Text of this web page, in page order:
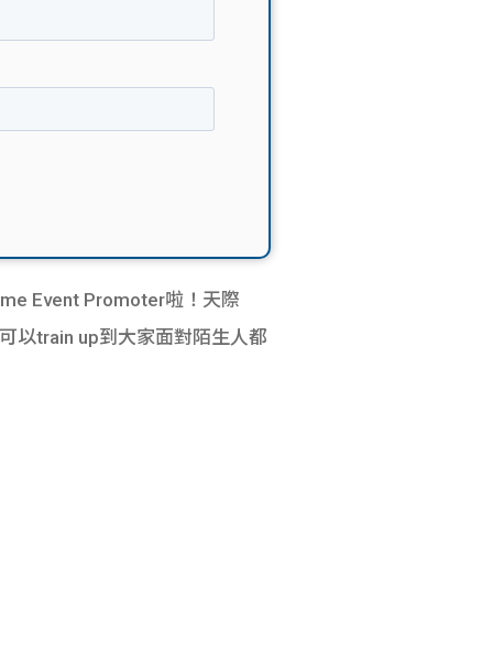
Event Promoter啦！天際
以train up到大家面對陌生人都